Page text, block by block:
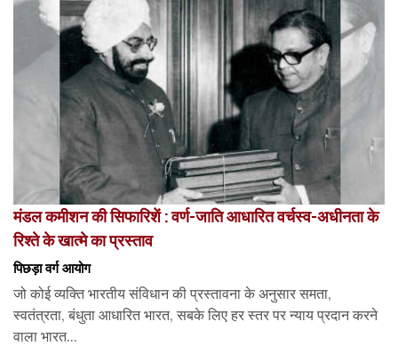
मंडल कमीशन की सिफारिशें : वर्ण-जाति आधारित वर्चस्व-अधीनता के
रिश्ते के खात्मे का प्रस्ताव
पिछड़ा वर्ग आयोग
जो कोई व्यक्ति भारतीय संविधान की प्रस्तावना के अनुसार समता,
स्वतंत्रता, बंधुता आधारित भारत, सबके लिए हर स्तर पर न्याय प्रदान करने
वाला भारत...